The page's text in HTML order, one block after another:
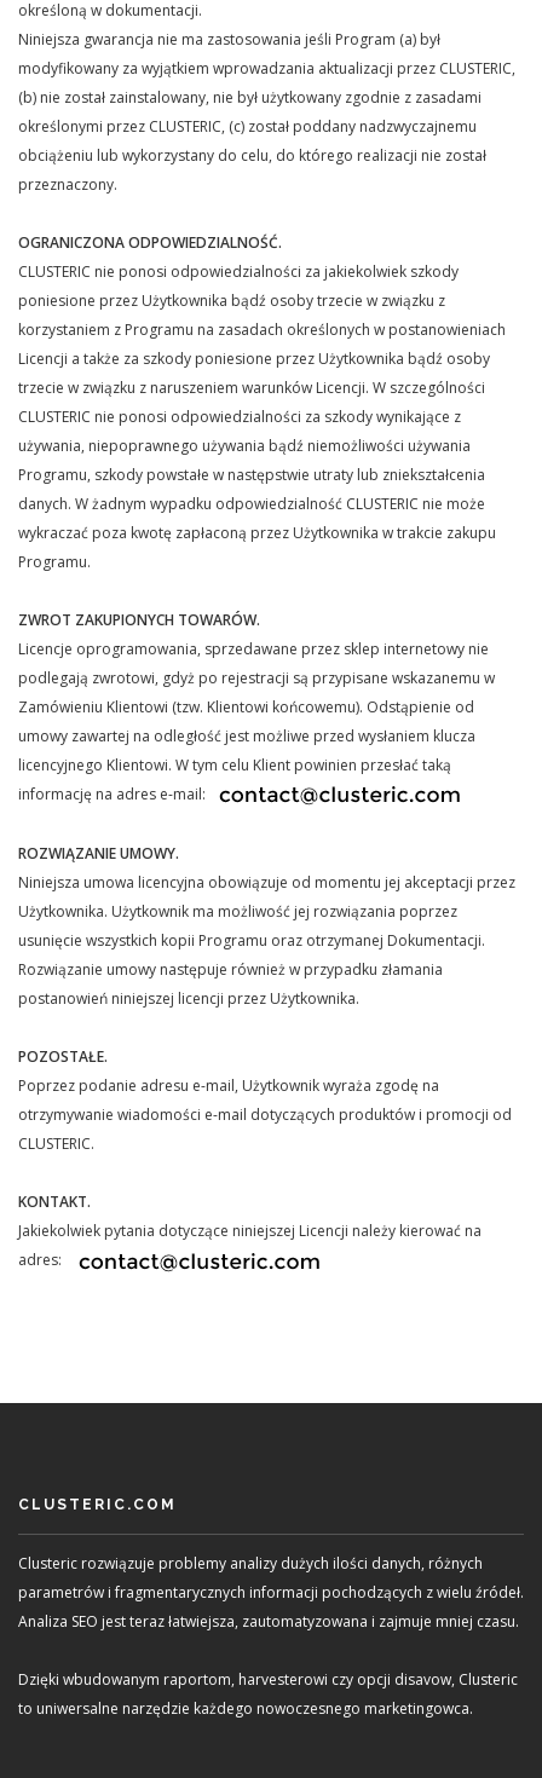
określoną w dokumentacji.
Niniejsza gwarancja nie ma zastosowania jeśli Program (a) był
modyfikowany za wyjątkiem wprowadzania aktualizacji przez CLUSTERIC,
(b) nie został zainstalowany, nie był użytkowany zgodnie z zasadami
określonymi przez CLUSTERIC, (c) został poddany nadzwyczajnemu
obciążeniu lub wykorzystany do celu, do którego realizacji nie został
przeznaczony.
OGRANICZONA ODPOWIEDZIALNOŚĆ.
CLUSTERIC nie ponosi odpowiedzialności za jakiekolwiek szkody
poniesione przez Użytkownika bądź osoby trzecie w związku z
korzystaniem z Programu na zasadach określonych w postanowieniach
Licencji a także za szkody poniesione przez Użytkownika bądź osoby
trzecie w związku z naruszeniem warunków Licencji. W szczególności
CLUSTERIC nie ponosi odpowiedzialności za szkody wynikające z
używania, niepoprawnego używania bądź niemożliwości używania
Programu, szkody powstałe w następstwie utraty lub zniekształcenia
danych. W żadnym wypadku odpowiedzialność CLUSTERIC nie może
wykraczać poza kwotę zapłaconą przez Użytkownika w trakcie zakupu
Programu.
ZWROT ZAKUPIONYCH TOWARÓW.
Licencje oprogramowania, sprzedawane przez sklep internetowy nie
podlegają zwrotowi, gdyż po rejestracji są przypisane wskazanemu w
Zamówieniu Klientowi (tzw. Klientowi końcowemu). Odstąpienie od
umowy zawartej na odległość jest możliwe przed wysłaniem klucza
licencyjnego Klientowi. W tym celu Klient powinien przesłać taką
informację na adres e-mail:
ROZWIĄZANIE UMOWY.
Niniejsza umowa licencyjna obowiązuje od momentu jej akceptacji przez
Użytkownika. Użytkownik ma możliwość jej rozwiązania poprzez
usunięcie wszystkich kopii Programu oraz otrzymanej Dokumentacji.
Rozwiązanie umowy następuje również w przypadku złamania
postanowień niniejszej licencji przez Użytkownika.
POZOSTAŁE.
Poprzez podanie adresu e-mail, Użytkownik wyraża zgodę na
otrzymywanie wiadomości e-mail dotyczących produktów i promocji od
CLUSTERIC.
KONTAKT.
Jakiekolwiek pytania dotyczące niniejszej Licencji należy kierować na
adres:
CLUSTERIC.COM
Clusteric rozwiązuje problemy analizy dużych ilości danych, różnych
parametrów i fragmentarycznych informacji pochodzących z wielu źródeł.
Analiza SEO jest teraz łatwiejsza, zautomatyzowana i zajmuje mniej czasu.
Dzięki wbudowanym raportom, harvesterowi czy opcji disavow, Clusteric
to uniwersalne narzędzie każdego nowoczesnego marketingowca.